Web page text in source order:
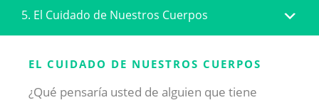
5. El Cuidado de Nuestros Cuerpos
EL CUIDADO DE NUESTROS CUERPOS
¿Qué pensaría usted de alguien que tiene